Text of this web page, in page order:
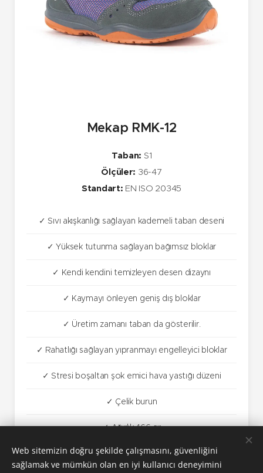
Mekap RMK-12
Taban: S1
Ölçüler: 36-47
Standart: EN ISO 20345
✓ Sıvı akışkanlığı sağlayan kademeli taban deseni
✓ Yüksek tutunma sağlayan bağımsız bloklar
✓ Kendi kendini temizleyen desen dizaynı
✓ Kaymayı önleyen geniş dış bloklar
✓ Üretim zamanı taban da gösterilir.
✓ Rahatlığı sağlayan yıpranmayı engelleyici bloklar
✓ Stresi boşaltan şok emici hava yastığı düzeni
✓ Çelik burun
✓ Ağırlık 466 gr
Web sitemizin doğru şekilde çalışmasını, güvenliğini
sağlamak ve mümkün olan en iyi kullanıcı deneyimini